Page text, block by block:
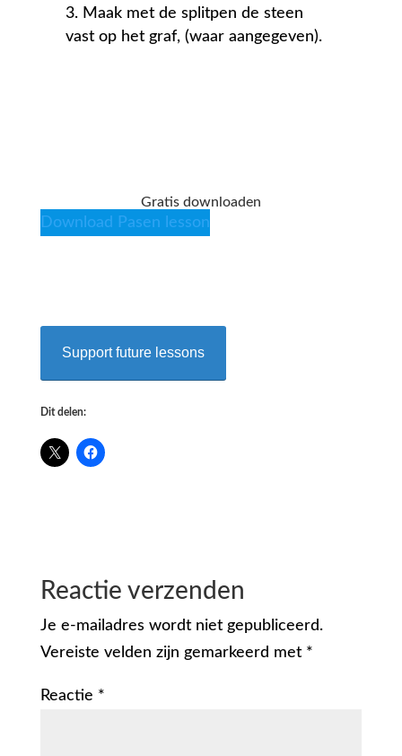
Maak met de splitpen de steen
vast op het graf, (waar aangegeven).
Gratis downloaden
Download Pasen lesson
Support future lessons
Dit delen:
Reactie verzenden
Je e-mailadres wordt niet gepubliceerd.
Vereiste velden zijn gemarkeerd met *
Reactie *